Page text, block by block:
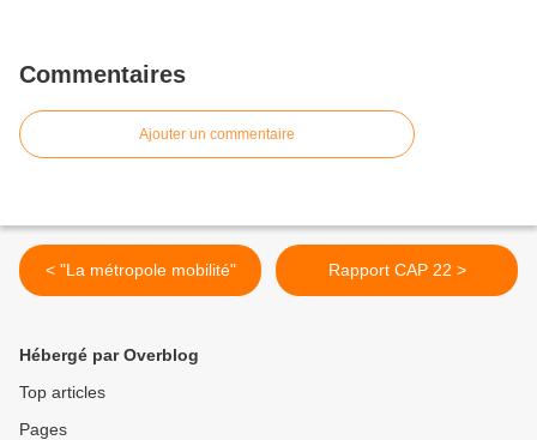
Commentaires
Ajouter un commentaire
< "La métropole mobilité" Rapport CAP 22 >
Hébergé par Overblog
Top articles
Pages